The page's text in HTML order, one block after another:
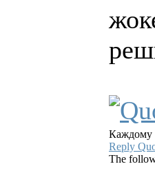
Каждому
Reply
The